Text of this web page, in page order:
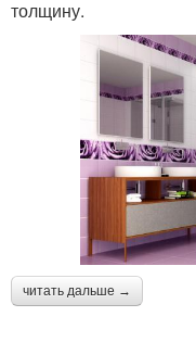
толщину.
читать дальше →